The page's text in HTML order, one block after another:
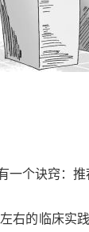
个诀窍：推
右的临床实